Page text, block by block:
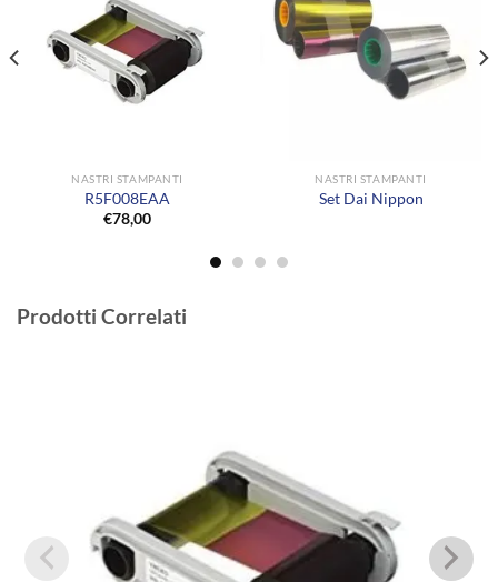
NASTRI STAMPANTI
R5F008EAA
€78,00
NASTRI STAMPANTI
Set Dai Nippon
Prodotti Correlati